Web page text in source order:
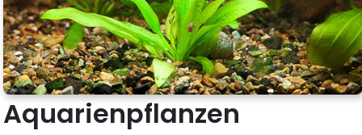
Aquarienpflanzen